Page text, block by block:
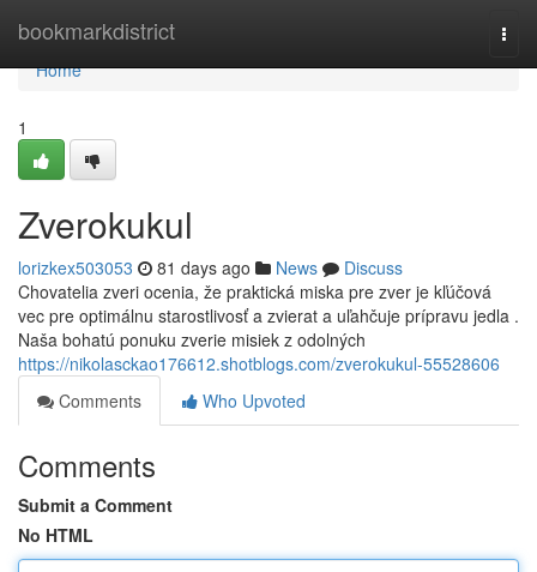
bookmarkdistrict
Home
Home
1
Zverokukul
lorizkex503053 81 days ago News
Discuss
Chovatelia zveri ocenia, že praktická miska pre zver je kľúčová
vec pre optimálnu starostlivosť a zvierat a uľahčuje prípravu jedla .
Naša bohatú ponuku zverie misiek z odolných
https://nikolasckao176612.shotblogs.com/zverokukul-55528606
Comments
Who Upvoted
Comments
Submit a Comment
No HTML